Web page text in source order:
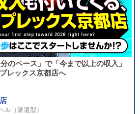
のペース」で「今まで以上の収入」
レックス京都店へ
ル（派遣型）